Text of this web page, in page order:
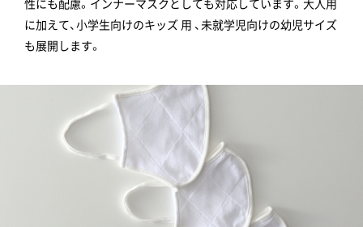
に加えて、小学生向けのキッズ 用 、未就学児向けの幼児サイズ
も展開します。